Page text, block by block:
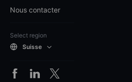
Nous contacter
Select region
Suisse